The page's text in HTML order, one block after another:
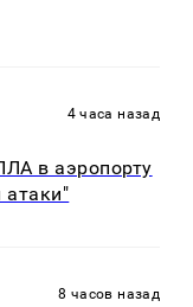
4 часа назад
в аэропорту
атаки"
8 часов назад